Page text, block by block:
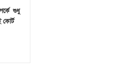
শুধু
কোর্ট